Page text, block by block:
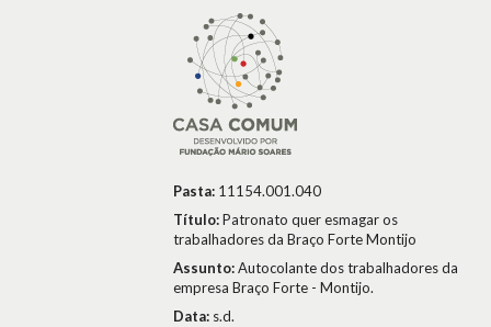
Pasta: 11154.001.040
Título:Patronato quer esmagar os
trabalhadores da Braço Forte Montijo
Assunto:Autocolante dos trabalhadores da
empresa Braço Forte - Montijo.
Data: s.d.